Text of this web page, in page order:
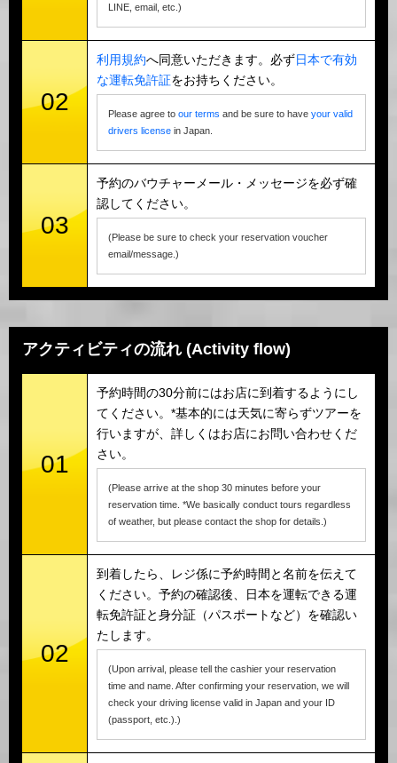
LINE, email, etc.)
02
利用規約へ同意いただきます。必ず日本で有効
な運転免許証をお持ちください。
Please agree to our terms and be sure to have your valid
drivers license in Japan.
03
予約のバウチャーメール・メッセージを必ず確
認してください。
(Please be sure to check your reservation voucher
email/message.)
アクティビティの流れ (Activity flow)
01
予約時間の30分前にはお店に到着するようにし
てください。*基本的には天気に寄らずツアーを
行いますが、詳しくはお店にお問い合わせくだ
さい。
(Please arrive at the shop 30 minutes before your
reservation time. *We basically conduct tours regardless
of weather, but please contact the shop for details.)
02
到着したら、レジ係に予約時間と名前を伝えて
ください。予約の確認後、日本を運転できる運
転免許証と身分証（パスポートなど）を確認い
たします。
(Upon arrival, please tell the cashier your reservation
time and name. After confirming your reservation, we will
check your driving license valid in Japan and your ID
(passport, etc.).)